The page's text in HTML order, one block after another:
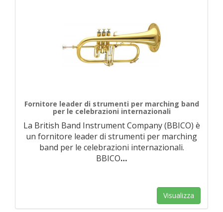
Fornitore leader di strumenti per marching band
per le celebrazioni internazionali
La British Band Instrument Company (BBICO) è
un fornitore leader di strumenti per marching
band per le celebrazioni internazionali.
BBICO…
Visualizza